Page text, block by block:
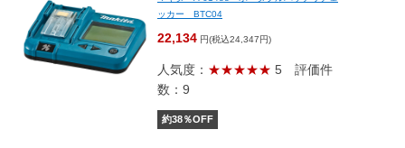
ッカー BTC04
22,134 円(税込24,347円)
人気度： ★★★★★ 5 評価件
数：9
約38％OFF